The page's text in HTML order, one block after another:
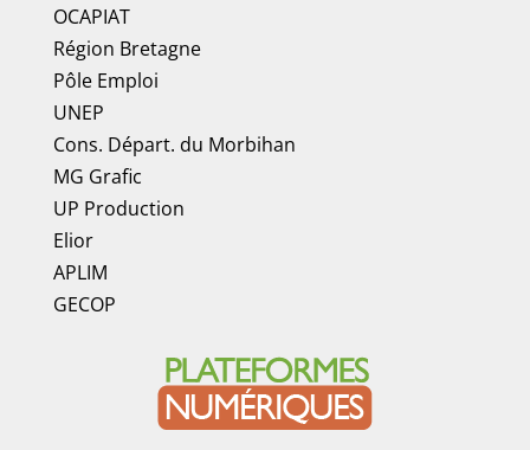
OCAPIAT
Région Bretagne
Pôle Emploi
UNEP
Cons. Départ. du Morbihan
MG Grafic
UP Production
Elior
APLIM
GECOP